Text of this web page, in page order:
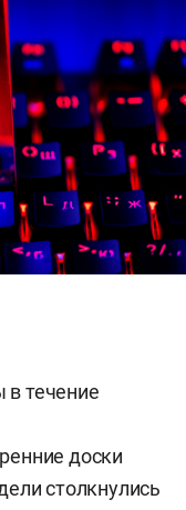
течение
доски
столкнулись